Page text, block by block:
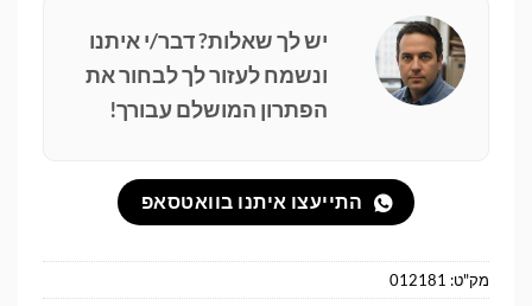
יש לך שאלות? דבר/י איתנו
ונשמח לעזור לך לבחור את
הפתרון המושלם עבורך!
התייעצו איתנו בוואטסאפ
מק"ט: 012181